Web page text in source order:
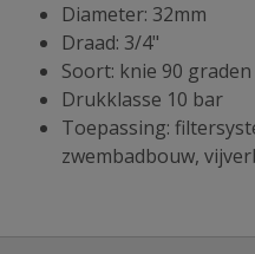
Diameter: 32mm
Draad: 3/4"
Soort: knie 90 graden
Drukklasse 10 bar
Toepassing:
zwembadbouw,